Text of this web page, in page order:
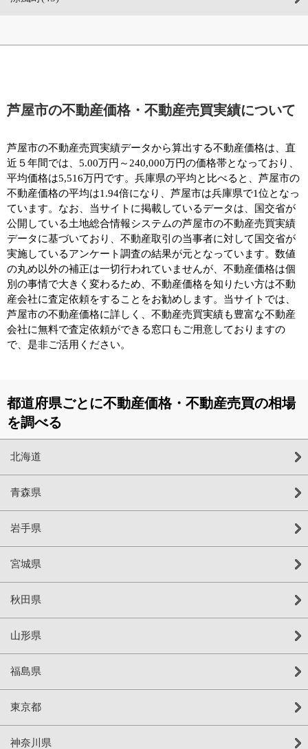
芦屋市の不動産価格・不動産売買実績について
芦屋市の不動産売買実績データから算出する不動産価格は、直
近５年間では、5.00万円～240,000万円の価格帯となっており、
平均価格は5,516万円です。兵庫県の平均と比べると、芦屋市の
不動産価格の平均は1.94倍になり、芦屋市は兵庫県で1位となっ
ています。なお、当サイトに掲載しているデータは、国交省が
公開している土地総合情報システムの芦屋市の不動産売買実績
データに基づいており、不動産取引の当事者に対して国交省が
実施しているアンケート調査の結果が元となっています。数値
の丸め以外の補正は一切行われていませんが、不動産価格は個
別の事情で大きく変わるため、不動産価格を知りたい方は不動
産会社に査定依頼をすることをお勧めします。当サイトでは、
芦屋市の不動産価格に詳しく、不動産売買実績も豊富な不動産
会社に無料で査定依頼ができる窓口もご用意しておりますの
で、是非ご活用ください。
都道府県ごとに不動産価格・不動産売買の相場
を調べる
北海道
青森県
岩手県
宮城県
秋田県
山形県
福島県
東京都
神奈川県